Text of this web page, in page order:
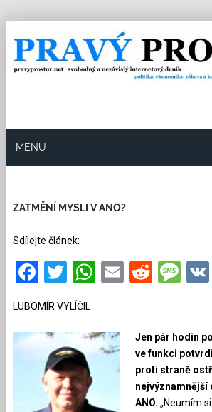
MENU
ZATMĚNÍ MYSLI V ANO?
Sdílejte článek:
Facebook
Twitter
WhatsApp
EmailReddit
LUBOMÍR VYLÍČIL
Jen pár hodin
ve funkci
proti straně
nejvýznamnější
ANO. „Neumím